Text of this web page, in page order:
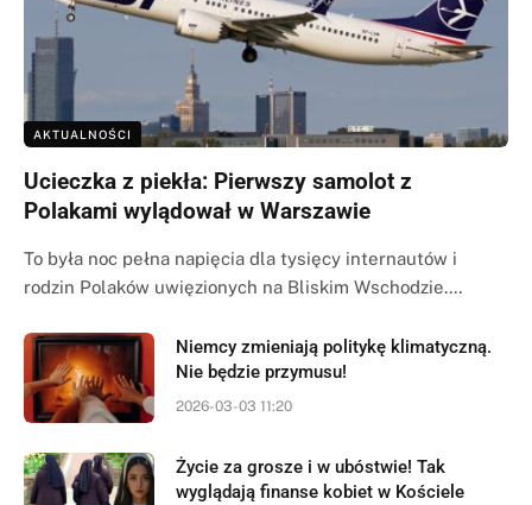
AKTUALNOŚCI
Ucieczka z piekła: Pierwszy samolot z
Polakami wylądował w Warszawie
To była noc pełna napięcia dla tysięcy internautów i
rodzin Polaków uwięzionych na Bliskim Wschodzie.…
Niemcy zmieniają politykę klimatyczną.
Nie będzie przymusu!
2026-03-03 11:20
Życie za grosze i w ubóstwie! Tak
wyglądają finanse kobiet w Kościele